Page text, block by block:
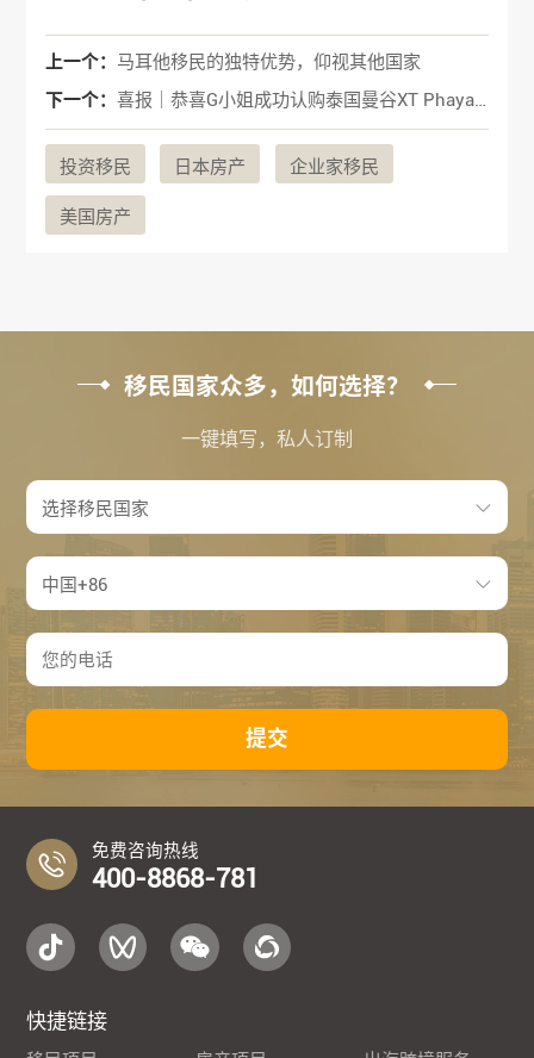
上一个： 马耳他移民的独特优势，仰视其他国家
下一个：
喜报｜恭喜G小姐成功认购泰国曼谷XT Phayathai公寓
投资移民 日本房产 企业家移民
美国房产
移民国家众多，如何选择？
一键填写，私人订制
提交
免费咨询热线
400-8868-781
快捷链接